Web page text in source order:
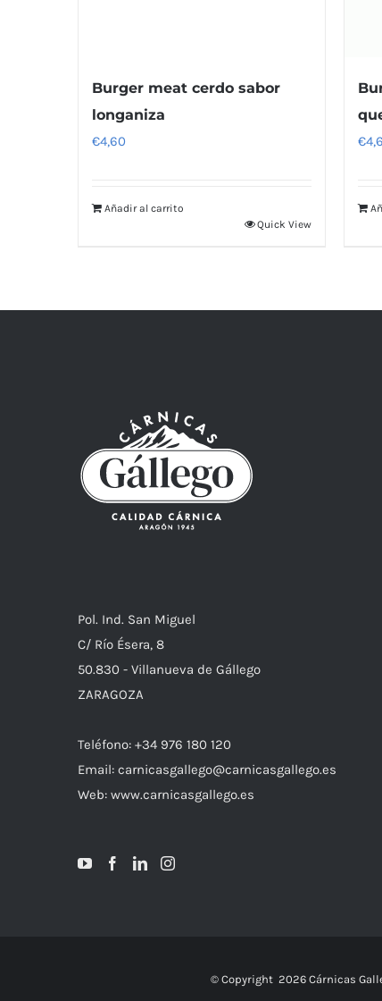
Burger meat cerdo sabor
longaniza
€4,60
Añadir al carrito
Quick View
€
Pol. Ind. San Miguel
C/ Río Ésera, 8
50.830 - Villanueva de Gállego
ZARAGOZA
Teléfono: +34 976 180 120
Email: carnicasgallego@carnicasgallego.es
Web: www.carnicasgallego.es
© Copyright 2026 Cárnicas